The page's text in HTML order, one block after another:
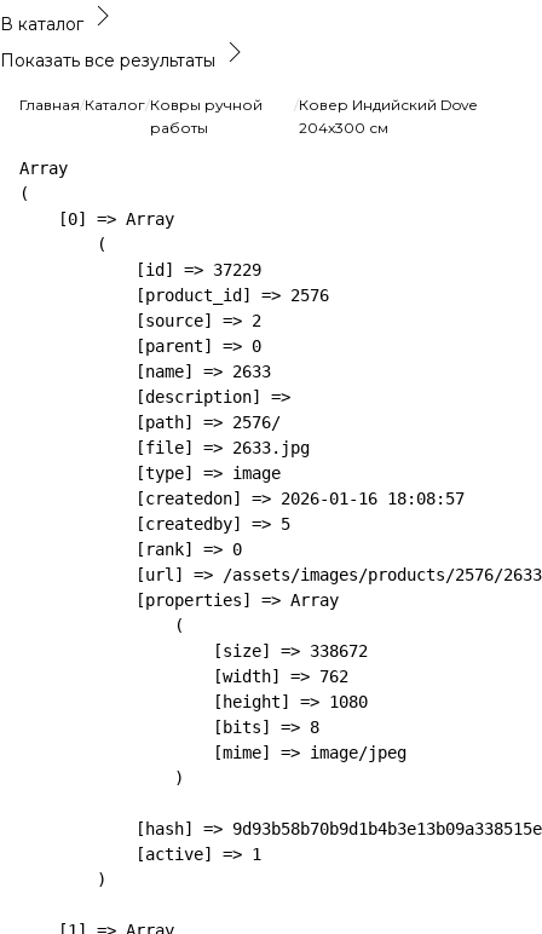
В каталог
Показать все результаты
Главная/Каталог/Ковры ручной
работы
/Ковер Индийский Dove
204x300 см
Array
(
    [0] => Array
        (
            [id] => 37229
            [product_id] => 2576
            [source] => 2
            [parent] => 0
            [name] => 2633
            [description] =>
            [path] => 2576/
            [file] => 2633.jpg
            [type] => image
            [createdon] => 2026-01-16 18:08:57
            [createdby] => 5
            [rank] => 0
[url] => /assets/images/products/2576/
            [properties] => Array
                (
                    [size] => 338672
                    [width] => 762
                    [height] => 1080
                    [bits] => 8
                    [mime] => image/jpeg
                )
[hash] =>
            [active] => 1
        )